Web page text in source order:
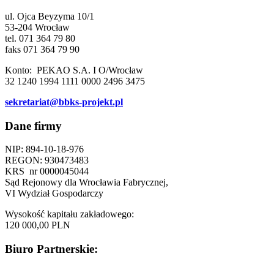
ul. Ojca Beyzyma 10/1
53-204 Wrocław
tel. 071 364 79 80
faks 071 364 79 90
Konto: PEKAO S.A. I O/Wrocław
32 1240 1994 1111 0000 2496 3475
sekretariat@bbks-projekt.pl
Dane firmy
NIP: 894-10-18-976
REGON: 930473483
KRS nr 0000045044
Sąd Rejonowy dla Wrocławia Fabrycznej,
VI Wydział Gospodarczy
Wysokość kapitału zakładowego:
120 000,00 PLN
Biuro Partnerskie: